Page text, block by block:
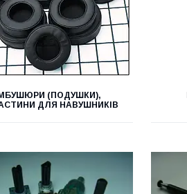
(ПОДУШКИ),
ДЛЯ НАВУШНИКІВ